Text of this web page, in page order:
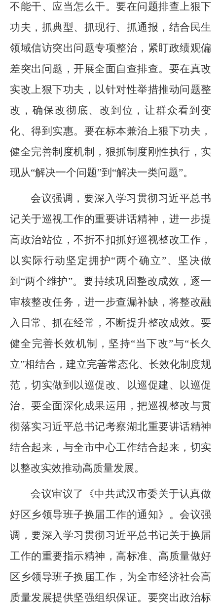
不能干、应当怎么干。要在问题排查上狠下
功夫，抓典型、抓现行、抓通报，结合民生
领域信访突出问题专项整治，紧盯政绩观偏
差突出问题，开展全面自查排查。要在真改
实改上狠下功夫，以针对性举措推动问题整
改，确保改彻底、改到位，让群众看到变
化、得到实惠。要在标本兼治上狠下功夫，
健全完善制度机制，狠抓制度刚性执行，实
现从“解决一个问题”到“解决一类问题”。
会议强调，要深入学习贯彻习近平总书
记关于巡视工作的重要讲话精神，进一步提
高政治站位，不折不扣抓好巡视整改工作，
以实际行动坚定拥护“两个确立”、坚决做
到“两个维护”。要持续巩固整改成效，逐一
审核整改任务，进一步查漏补缺，将整改融
入日常、抓在经常，不断提升整改成效。要
健全完善长效机制，坚持“当下改”与“长久
立”相结合，建立完善常态化、长效化制度规
范，切实做到以巡促改、以巡促建、以巡促
治。要全面深化成果运用，把巡视整改与贯
彻落实习近平总书记考察湖北重要讲话精神
结合起来，与全市中心工作结合起来，切实
以整改实效推动高质量发展。
会议审议了《中共武汉市委关于认真做
好区乡领导班子换届工作的通知》。会议强
调，要深入学习贯彻习近平总书记关于换届
工作的重要指示精神，高标准、高质量做好
区乡领导班子换届工作，为全市经济社会高
质量发展提供坚强组织保证。要突出政治标